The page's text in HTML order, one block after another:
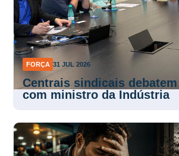
FORÇA 31 JUL 2026
Centrais sindicais
com ministro da Indústria